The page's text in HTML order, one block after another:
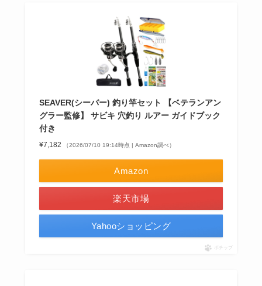
SEAVER(シーバー) 釣り竿セット 【ベテランアン
グラー監修】 サビキ 穴釣り ルアー ガイドブック
付き
¥7,182 （2026/07/10 19:14時点 | Amazon調べ）
Amazon
楽天市場
Yahooショッピング
ポチップ